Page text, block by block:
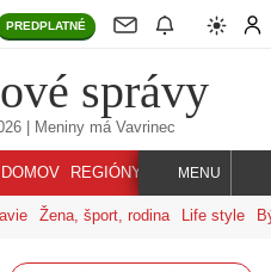
PREDPLATNÉ
správy
| Meniny má Vavrinec
DOMOV REGIÓNY INDEX SVET
MENU
Žena, šport, rodina Life style